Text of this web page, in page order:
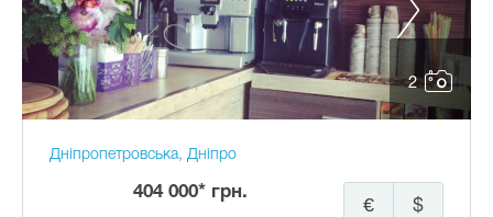
2
Дніпропетровська, Дніпро
404 000* грн.
$
€